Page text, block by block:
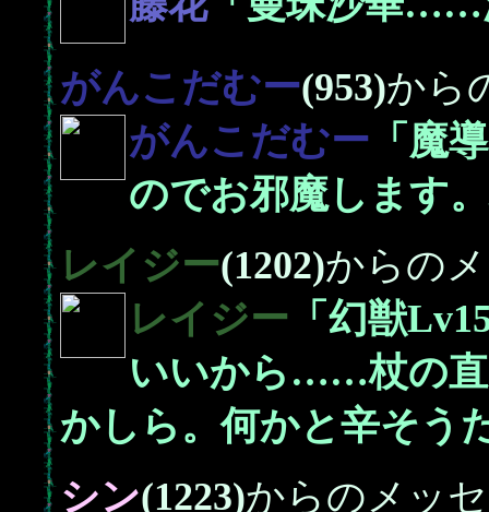
がんこだむー(953)から
がんこだむー 「魔
のでお邪魔します
レイジー(1202)からの
レイジー 「幻獣
いいから……杖の直
かしら。何かと辛そう
シン(1223)からのメッ